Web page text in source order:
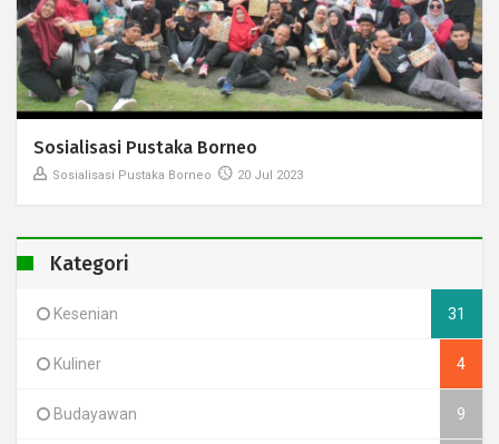
Sosialisasi Pustaka Borneo
Sosialisasi Pustaka Borneo 20 Jul 2023
Kategori
Kesenian 31
Kuliner 4
Budayawan 9